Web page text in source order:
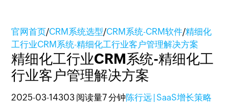
官网首页/CRM系统选型/CRM系统-CRM软件/精细化
工行业CRM系统-精细化工行业客户管理解决方案
精细化工行业CRM系统-精细化工
行业客户管理解决方案
2025-03-14303 阅读量7 分钟陈行远 | SaaS增长策略